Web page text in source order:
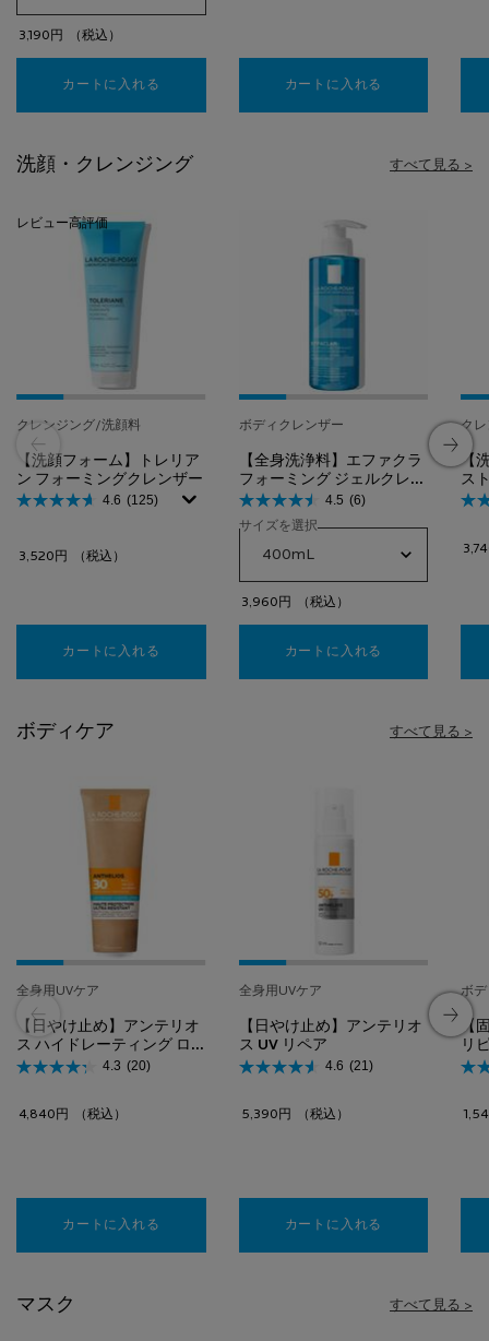
3,190円 （税込）
カートに入れる 【保湿クリーム】シカプラスト リペアクリーム
カートに入れる
洗顔・クレンジング すべて見る >
レビュー高評価
クレンジング/洗顔料
【洗顔フォーム】トレリア
ン フォーミングクレンザー
4.6 (125)
3,520円 （税込）
カートに入れる 【洗顔フォーム】トレリアン フォーミングクレン
ボディクレンザー
【全身洗浄料】エファクラ
フォーミング ジェルクレン
ザー
4.5 (6)
サイズを選択
3,960円 （税込）
カートに入れる
ク
【
ス
ボディケア すべて見る >
全身用UVケア
【日やけ止め】アンテリオ
ス ハイドレーティング ロ
ーション
4.3 (20)
4,840円 （税込）
カートに入れる 【日やけ止め】アンテリオス ハイドレーティング
全身用UVケア
【日やけ止め】アンテリオ
ス UV リペア
4.6 (21)
5,390円 （税込）
カートに入れる
ボ
【
リ
ジ
マスク すべて見る >